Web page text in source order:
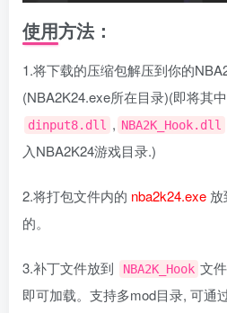
使用方法：
1.将下载的压缩包解压到你的
(NBA2K24.exe所在目录)(即将其中
dinput8.dll , NBA2K_Hook.dll
入NBA2K24游戏目录.)
2.将打包文件内的 nba2k24.exe
的。
3.补丁文件放到 NBA2K_Hook 文
即可加载。支持多mod目录, 可通